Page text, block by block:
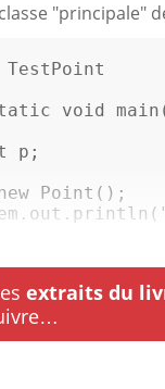
"principale"
TestPoint
void main
p;
Point ();
. out . println (
extraits du